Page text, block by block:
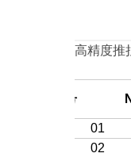
高精度推
序号
01
02